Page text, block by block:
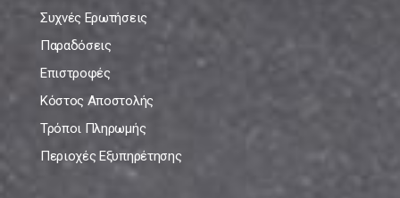
Συχνές Ερωτήσεις
Παραδόσεις
Επιστροφές
Κόστος Αποστολής
Τρόποι Πληρωμής
Περιοχές Εξυπηρέτησης